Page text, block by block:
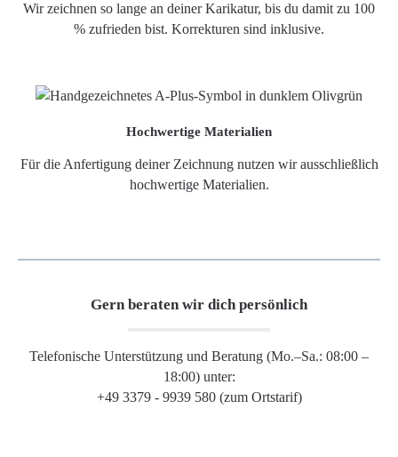
Wir zeichnen so lange an deiner Karikatur, bis du damit zu 100
% zufrieden bist. Korrekturen sind inklusive.
Hochwertige Materialien
Für die Anfertigung deiner Zeichnung nutzen wir ausschließlich
hochwertige Materialien.
Gern beraten wir dich persönlich
Telefonische Unterstützung und Beratung (Mo.–Sa.: 08:00 –
18:00) unter:
+49 3379 - 9939 580 (zum Ortstarif)